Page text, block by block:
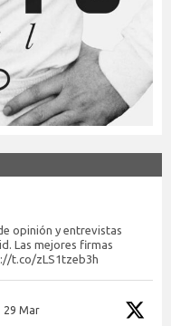
opinión y entrevistas
Las mejores firmas
t.co/zLS1tzeb3h
29 Mar